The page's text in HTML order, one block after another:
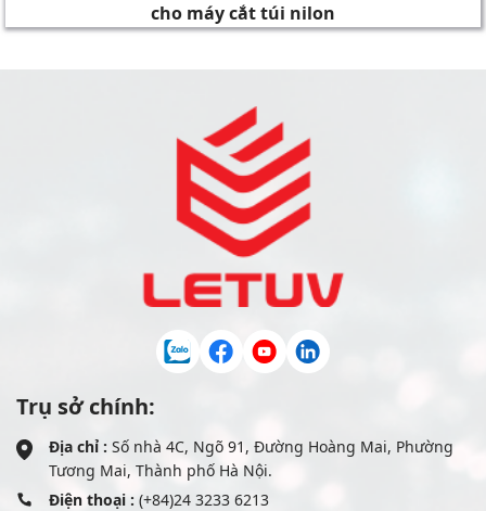
cho máy cắt túi nilon
Trụ sở chính:
Địa chỉ : Số nhà 4C, Ngõ 91, Đường Hoàng Mai, Phường
Tương Mai, Thành phố Hà Nội.
Điện thoại : (+84)24 3233 6213